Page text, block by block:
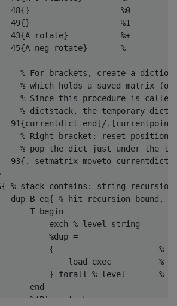
48{}                   %0
49{}                   %1
43{A rotate}           %+
45{A neg rotate}       %-
% For brackets, create a
% which holds a saved matrix
% Since this procedure is
% dictstack, the temporary
91{currentdict end[/
% Right bracket: reset position
% pop the dict just under the
93{. setmatrix moveto
% stack contains: string
dup B eq{ % hit recursion bound,
T begin
exch % level string
%dup =
{                      %
load exec          %
} forall % level       %
end
%(B)= pstack